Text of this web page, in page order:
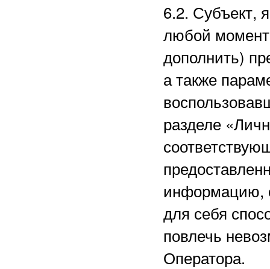
6.2. Субъект,
любой момент
дополнить)
а также
разделе
информацию,
для себя
повлечь
Оператора.